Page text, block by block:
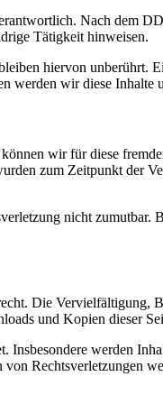
Nach dem
Tätigkeit hinweisen.
hiervon unberührt.
werden wir diese Inhalte
wir für diese
zum Zeitpunkt der
nicht
Die
und Kopien dieser
werden
Rechtsverletzungen